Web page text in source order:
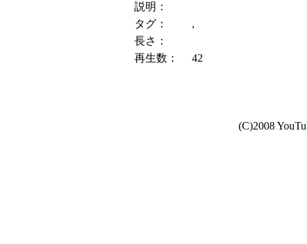
説明：
タグ：
,
長さ：
再生数：
42